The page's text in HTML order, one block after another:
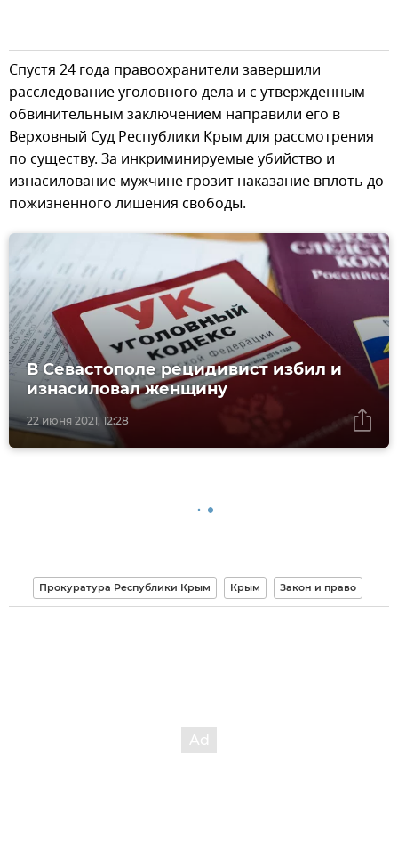
Спустя 24 года правоохранители завершили
расследование уголовного дела и с утвержденным
обвинительным заключением направили его в
Верховный Суд Республики Крым для рассмотрения
по существу. За инкриминируемые убийство и
изнасилование мужчине грозит наказание вплоть до
пожизненного лишения свободы.
22 июня 2021, 12:28
В Севастополе рецидивист избил и
изнасиловал женщину
Прокуратура Республики Крым Крым Закон и право